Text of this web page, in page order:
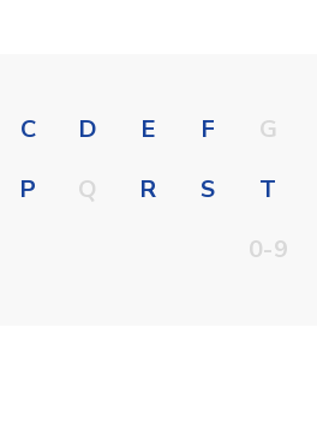
C D E F G
P Q R S T
0-9